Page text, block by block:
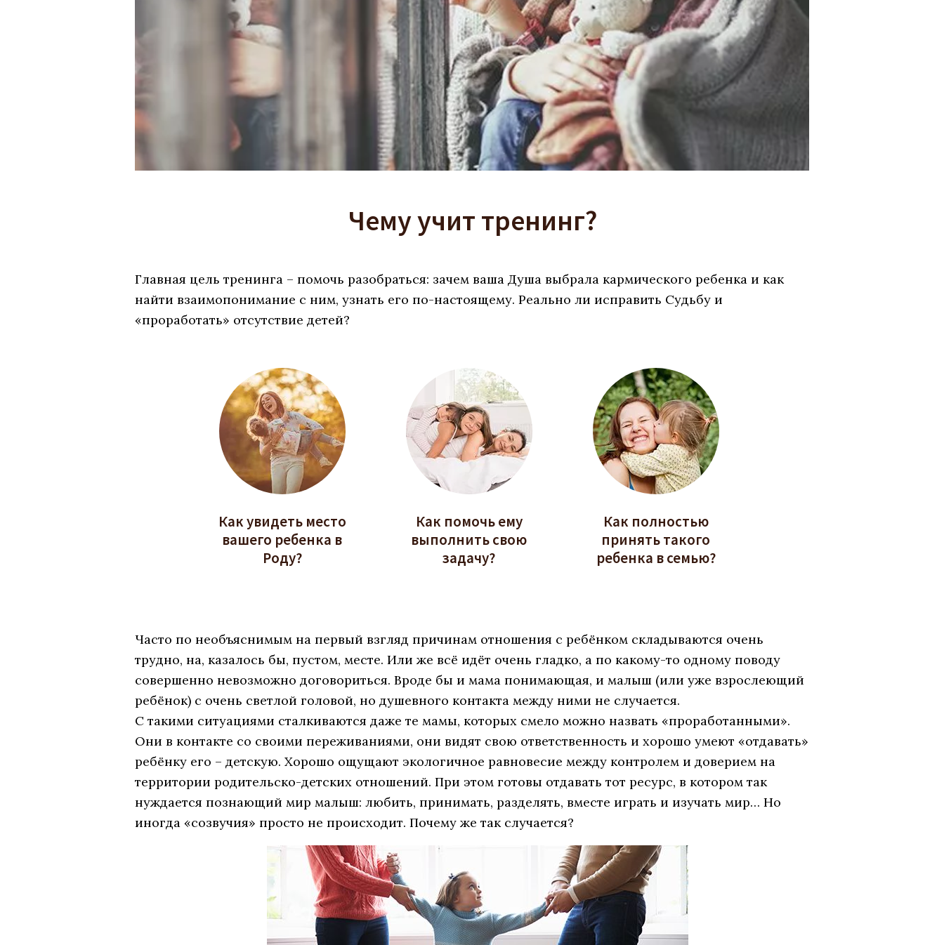
Чему учит тренинг?
Главная цель тренинга – помочь разобраться: зачем ваша Душа выбрала кармического ребенка и как
найти взаимопонимание с ним, узнать его по-настоящему. Реально ли исправить Судьбу и
«проработать» отсутствие детей?
Как увидеть место
вашего ребенка в
Роду?
Как помочь ему
выполнить свою
задачу?
Как полностью
принять такого
ребенка в семью?
Часто по необъяснимым на первый взгляд причинам отношения с ребёнком складываются очень
трудно, на, казалось бы, пустом, месте. Или же всё идёт очень гладко, а по какому-то одному поводу
совершенно невозможно договориться. Вроде бы и мама понимающая, и малыш (или уже взрослеющий
ребёнок) с очень светлой головой, но душевного контакта между ними не случается.
С такими ситуациями сталкиваются даже те мамы, которых смело можно назвать «проработанными».
Они в контакте со своими переживаниями, они видят свою ответственность и хорошо умеют «отдавать»
ребёнку его – детскую. Хорошо ощущают экологичное равновесие между контролем и доверием на
территории родительско-детских отношений. При этом готовы отдавать тот ресурс, в котором так
нуждается познающий мир малыш: любить, принимать, разделять, вместе играть и изучать мир… Но
иногда «созвучия» просто не происходит. Почему же так случается?